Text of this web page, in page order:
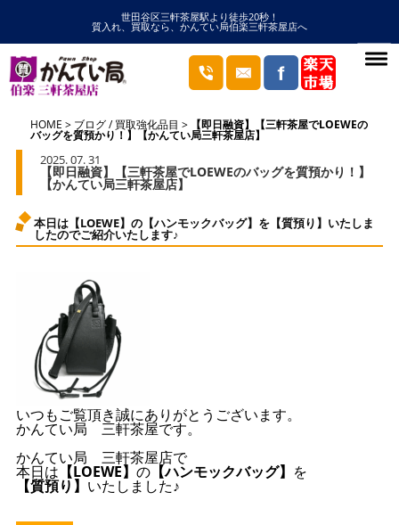
世田谷区三軒茶屋駅より徒歩20秒！
質入れ、買取なら、かんてい局伯楽三軒茶屋店へ
HOME ブログ/買取強化品目 【即日融資】【三軒茶屋でLOEWEの
バッグを質預かり！】【かんてい局三軒茶屋店】
2025. 07. 31
【即日融資】【三軒茶屋でLOEWEのバッグを質預かり！】
【かんてい局三軒茶屋店】
本日は【LOEWE】の【ハンモックバッグ】を【質預り】いたしま
したのでご紹介いたします♪
いつもご覧頂き誠にありがとうございます。
かんてい局 三軒茶屋です。
かんてい局 三軒茶屋店で
本日は 【LOEWE】 の【ハンモックバッグ】 を
【質預り】 いたしました♪